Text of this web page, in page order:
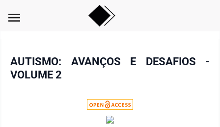
menu
AUTISMO: AVANÇOS E DESAFIOS -
VOLUME 2